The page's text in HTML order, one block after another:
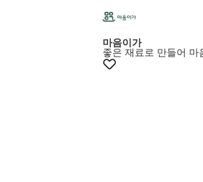
마음이가
좋은 재료로 만들어 마